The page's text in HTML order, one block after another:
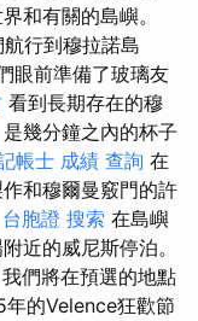
和有關的島嶼。
行到穆拉諾島
眼前準備了玻璃友
看到長期存在的穆
幾分鐘之內的杯子
帳士 成績 查詢 在
和穆爾曼竅門的許
胞證 搜索 在島嶼
近的威尼斯停泊。
們將在預選的地點
的Velence狂歡節